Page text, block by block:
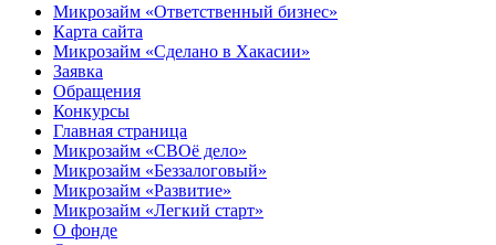
Микрозайм «Ответственный бизнес»
Карта сайта
Микрозайм «Сделано в Хакасии»
Заявка
Обращения
Конкурсы
Главная страница
Микрозайм «СВОё дело»
Микрозайм «Беззалоговый»
Микрозайм «Развитие»
Микрозайм «Легкий старт»
О фонде